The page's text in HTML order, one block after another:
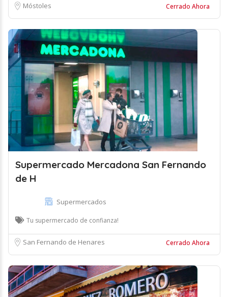
Móstoles Cerrado Ahora
Supermercado Mercadona San Fernando
de H
Supermercados
Tu supermercado de confianza!
San Fernando de Henares Cerrado Ahora